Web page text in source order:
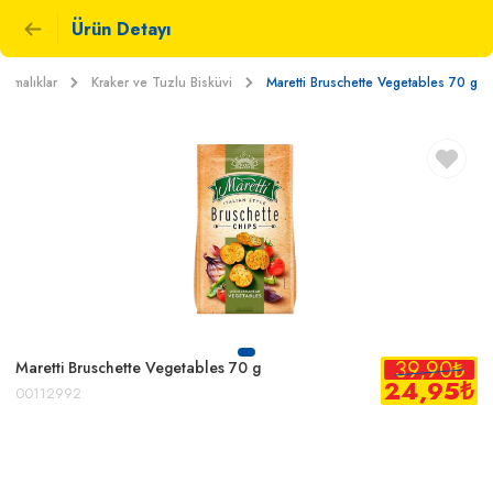
Ürün Detayı
Kraker ve Tuzlu Bisküvi Maretti Bruschette Vegetables 70 g
Maretti Bruschette Vegetables 70 g
00112992
39,90₺
24,95₺